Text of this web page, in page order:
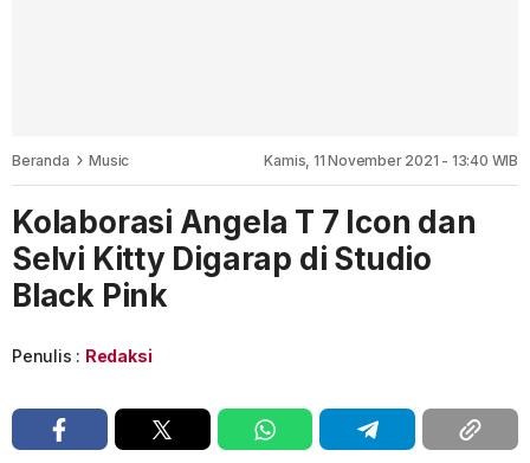
Beranda Music Kamis, 11 November 2021 - 13:40 WIB
Kolaborasi Angela T 7 Icon dan
Selvi Kitty Digarap di Studio
Black Pink
Penulis : Redaksi